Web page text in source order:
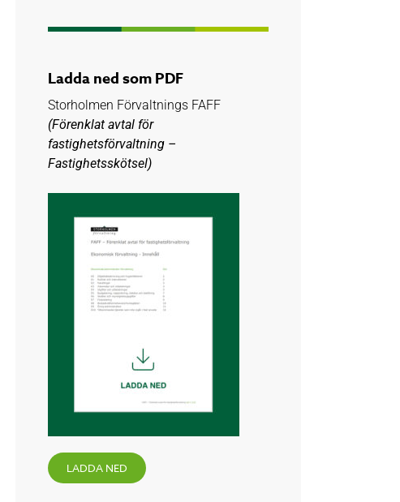
Ladda ned som PDF
Storholmen Förvaltnings FAFF
(Förenklat avtal för
fastighetsförvaltning –
Fastighetsskötsel)
LADDA NED